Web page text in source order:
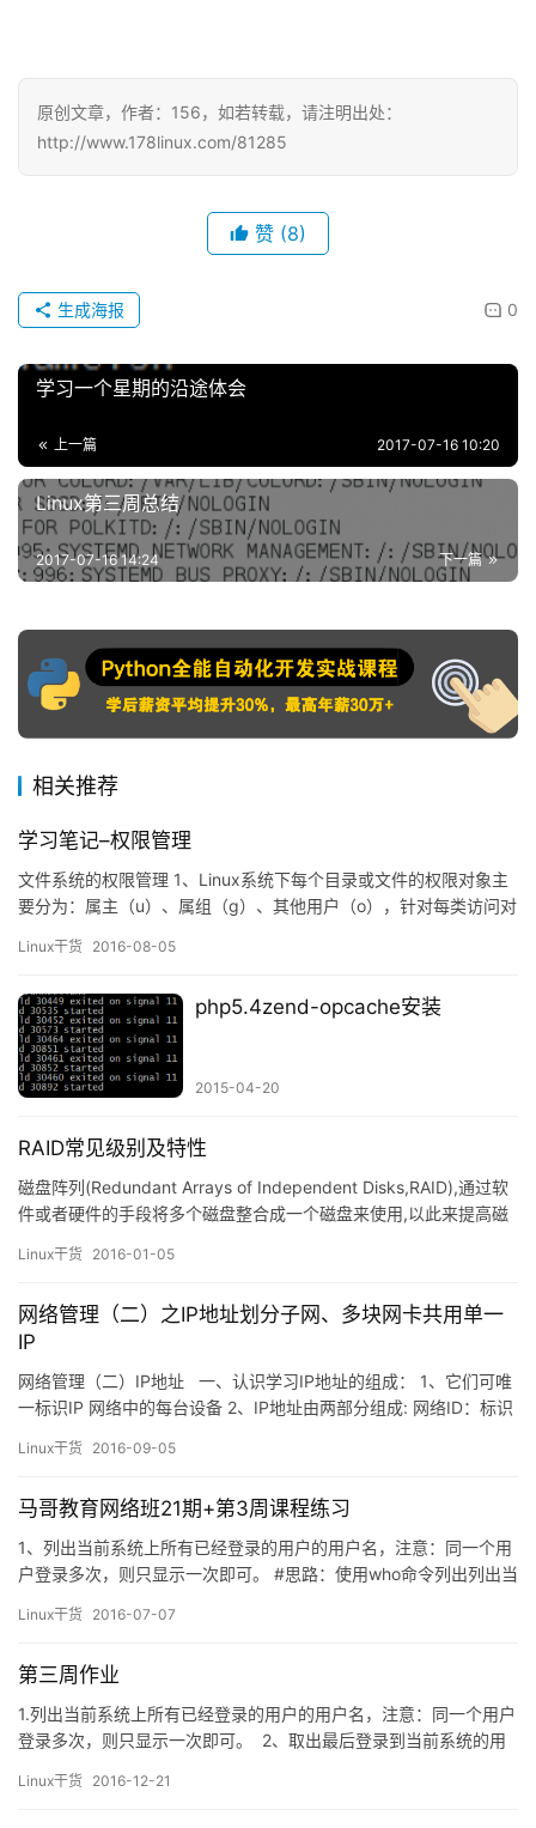
原创文章，作者：156，如若转载，请注明出处：
http://www.178linux.com/81285
赞 (8)
0
生成海报
学习一个星期的沿途体会
上一篇 2017-07-16 10:20
Linux第三周总结
下一篇
2017-07-16 14:24
相关推荐
学习笔记–权限管理
文件系统的权限管理 1、Linux系统下每个目录或文件的权限对象主
要分为：属主（u）、属组（g）、其他用户（o），针对每类访问对
针对目录和文件的作用各不相同，以下将做详细说明： 对于文件来
权限：可以修改文件内容，但不能删除文件本身 执…
Linux干货 2016-08-05
php5.4zend-opcache安装
2015-04-20
RAID常见级别及特性
磁盘阵列(Redundant Arrays of Independent Disks,RAID),通过软
件或者硬件的手段将多个磁盘整合成一个磁盘来使用,以此来提高磁
称为条带卷。 条带卷,我们可以通过名字来想象:RAID0通过把文件切
Linux干货 2016-01-05
网络管理（二）之IP地址划分子网、多块网卡共用单一
IP
网络管理（二）IP地址 一、认识学习IP地址的组成： 1、它们可唯
一标识IP 网络中的每台设备 2、IP地址由两部分组成: 网络ID：标识
配给各设备 3、点分十进制计法表示IPv4地址： 4、如下图，将系
ping命令可得出：…
Linux干货 2016-09-05
马哥教育网络班21期+第3周课程练习
1、列出当前系统上所有已经登录的用户的用户名，注意：同一个用
户登录多次，则只显示一次即可。 #思路：使用who命令列出列出当
[root@Centos6 ~]# who | cut -d" " -f1&n…
Linux干货 2016-07-07
第三周作业
1.列出当前系统上所有已经登录的用户的用户名，注意：同一个用户
登录多次，则只显示一次即可。 2、取出最后登录到当前系统的用
的那个shell。 4、将/etc/passwd中的第三个字段数值最大的后10
Linux干货 2016-12-21